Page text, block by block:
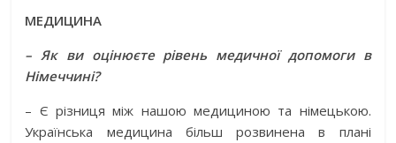
МЕДИЦИНА
– Як ви оцінюєте рівень медичної допомоги в
Німеччині?
– Є різниця між нашою медициною та німецькою.
Українська медицина більш розвинена в плані